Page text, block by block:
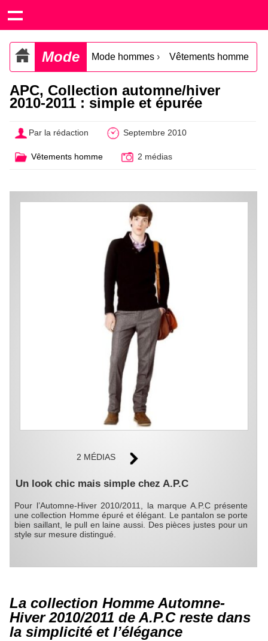
Mode Mode hommes › Vêtements homme
APC, Collection automne/hiver
2010-2011 : simple et épurée
Par la rédaction Septembre 2010
Vêtements homme 2 médias
2 MÉDIAS
Un look chic mais simple chez A.P.C
Pour l’Automne-Hiver 2010/2011, la marque A.P.C présente
une collection Homme épuré et élégant. Le pantalon se porte
bien saillant, le pull en laine aussi. Des pièces justes pour un
style sur mesure distingué.
La collection Homme Automne-
Hiver 2010/2011 de A.P.C reste dans
la simplicité et l’élégance